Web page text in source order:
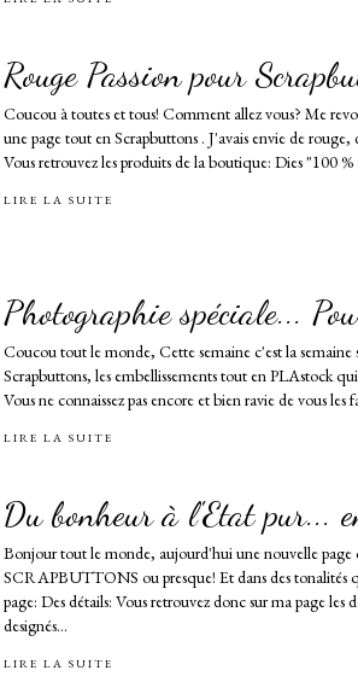
Rouge Passion pour
Coucou à toutes et tous! Comment allez vous? Me
une page tout en Scrapbuttons . J'avais envie de
Vous retrouvez les produits de la boutique: Dies "100 %
LIRE LA SUITE
Photographie spéciale...
Coucou tout le monde, Cette semaine c'est la semaine
Scrapbuttons, les embellissements tout en PLAstock
Vous ne connaissez pas encore et bien ravie de vous les
LIRE LA SUITE
Du bonheur à l'Etat pur...
Bonjour tout le monde, aujourd'hui une nouvelle page
SCRAPBUTTONS ou presque! Et dans des tonalités
page: Des détails: Vous retrouvez donc sur ma page les
designés...
LIRE LA SUITE